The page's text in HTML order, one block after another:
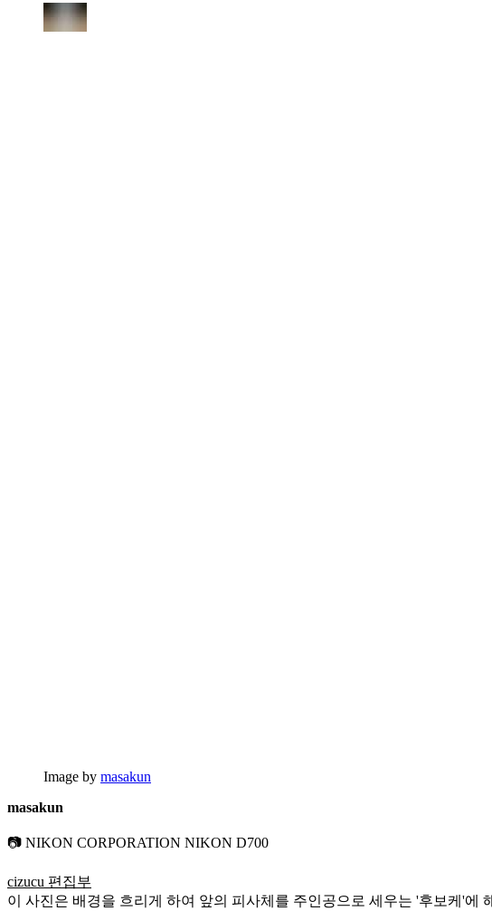
Image by masakun
masakun
📷 NIKON CORPORATION NIKON D700
cizucu 편집부
이 사진은 배경을 흐리게 하여 앞의 피사체를 주인공으로 세우는 '후보케'